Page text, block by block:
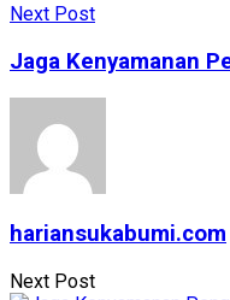
Next Post
Jaga Kenyamanan
hariansukabumi.com
Next Post